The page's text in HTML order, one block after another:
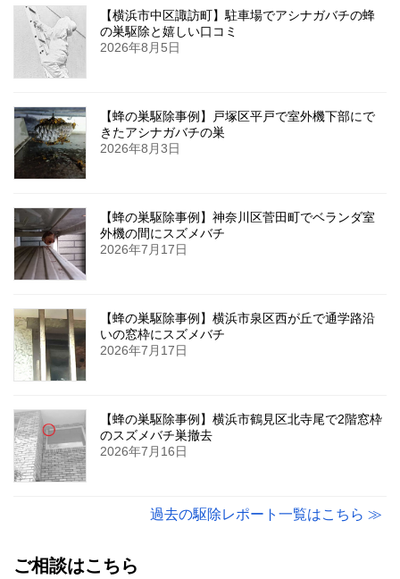
【横浜市中区諏訪町】駐車場でアシナガバチの蜂
の巣駆除と嬉しい口コミ
2026年8月5日
【蜂の巣駆除事例】戸塚区平戸で室外機下部にで
きたアシナガバチの巣
2026年8月3日
【蜂の巣駆除事例】神奈川区菅田町でベランダ室
外機の間にスズメバチ
2026年7月17日
【蜂の巣駆除事例】横浜市泉区西が丘で通学路沿
いの窓枠にスズメバチ
2026年7月17日
【蜂の巣駆除事例】横浜市鶴見区北寺尾で2階窓枠
のスズメバチ巣撤去
2026年7月16日
過去の駆除レポート一覧はこちら ≫
ご相談はこちら